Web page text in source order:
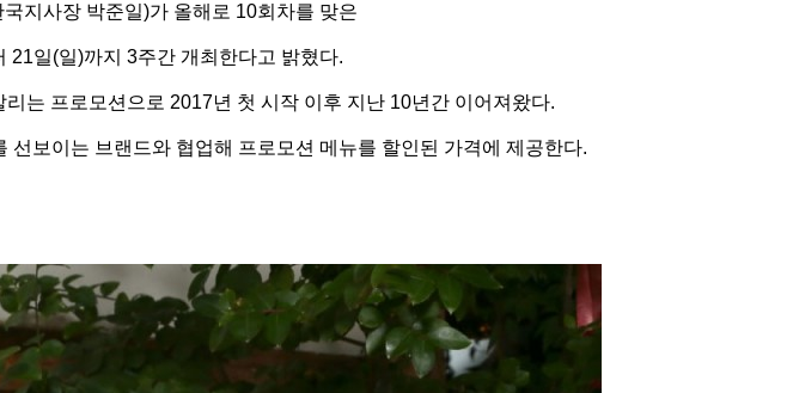
지사장 박준일)가 올해로 10회차를 맞은
21일(일)까지 3주간 개최한다고 밝혔다.
는 프로모션으로 2017년 첫 시작 이후 지난 10년간 이어져왔다.
선보이는 브랜드와 협업해 프로모션 메뉴를 할인된 가격에 제공한다.